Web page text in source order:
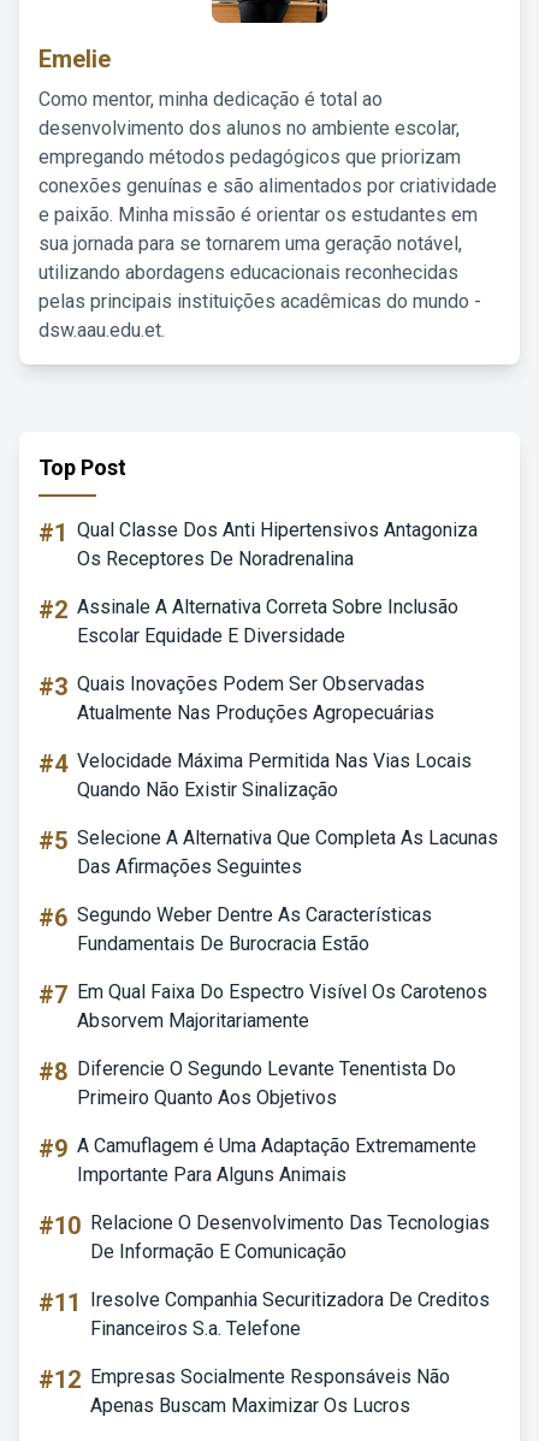
Emelie
Como mentor, minha dedicação é total ao
desenvolvimento dos alunos no ambiente escolar,
empregando métodos pedagógicos que priorizam
conexões genuínas e são alimentados por criatividade
e paixão. Minha missão é orientar os estudantes em
sua jornada para se tornarem uma geração notável,
utilizando abordagens educacionais reconhecidas
pelas principais instituições acadêmicas do mundo -
dsw.aau.edu.et.
Top Post
#1 Qual Classe Dos Anti Hipertensivos Antagoniza
Os Receptores De Noradrenalina
#2 Assinale A Alternativa Correta Sobre Inclusão
Escolar Equidade E Diversidade
#3 Quais Inovações Podem Ser Observadas
Atualmente Nas Produções Agropecuárias
#4 Velocidade Máxima Permitida Nas Vias Locais
Quando Não Existir Sinalização
#5 Selecione A Alternativa Que Completa As Lacunas
Das Afirmações Seguintes
#6 Segundo Weber Dentre As Características
Fundamentais De Burocracia Estão
#7 Em Qual Faixa Do Espectro Visível Os Carotenos
Absorvem Majoritariamente
#8 Diferencie O Segundo Levante Tenentista Do
Primeiro Quanto Aos Objetivos
#9 A Camuflagem é Uma Adaptação Extremamente
Importante Para Alguns Animais
#10 Relacione O Desenvolvimento Das Tecnologias
De Informação E Comunicação
#11
Iresolve Companhia Securitizadora De Creditos
Financeiros S.a. Telefone
#12 Empresas Socialmente Responsáveis Não
Apenas Buscam Maximizar Os Lucros